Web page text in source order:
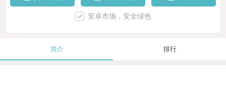
安卓市场，安全绿色
简介 排行